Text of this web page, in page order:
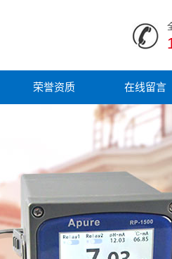
荣誉资质 在线留言